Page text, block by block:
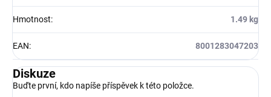
Hmotnost: 1.49 kg
EAN: 8001283047203
Diskuze
Buďte první, kdo napíše příspěvek k této položce.